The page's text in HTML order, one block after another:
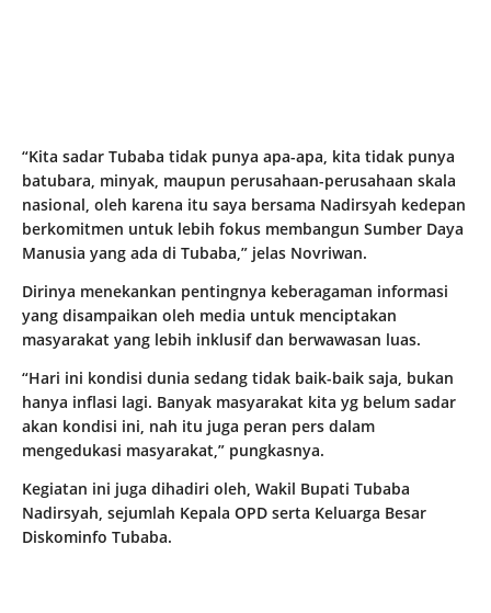
“Kita sadar Tubaba tidak punya apa-apa, kita tidak punya
batubara, minyak, maupun perusahaan-perusahaan skala
nasional, oleh karena itu saya bersama Nadirsyah kedepan
berkomitmen untuk lebih fokus membangun Sumber Daya
Manusia yang ada di Tubaba,” jelas Novriwan.
Dirinya menekankan pentingnya keberagaman informasi
yang disampaikan oleh media untuk menciptakan
masyarakat yang lebih inklusif dan berwawasan luas.
“Hari ini kondisi dunia sedang tidak baik-baik saja, bukan
hanya inflasi lagi. Banyak masyarakat kita yg belum sadar
akan kondisi ini, nah itu juga peran pers dalam
mengedukasi masyarakat,” pungkasnya.
Kegiatan ini juga dihadiri oleh, Wakil Bupati Tubaba
Nadirsyah, sejumlah Kepala OPD serta Keluarga Besar
Diskominfo Tubaba.